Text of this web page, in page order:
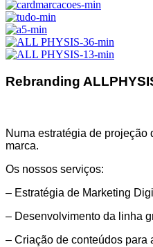
Rebranding
Numa estratégia de
marca.
Os nossos serviços:
– Estratégia de Marketing
– Desenvolvimento da linha
– Criação de conteúdos para